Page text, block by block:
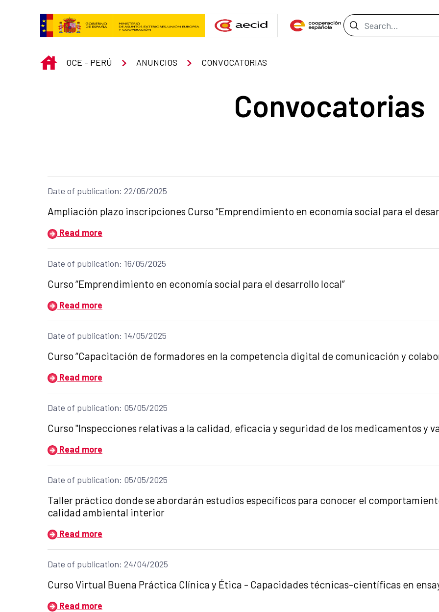
Search Bar
INICIO
OCE - PERÚ ANUNCIOS CONVOCATORIAS
Convocatorias
Date of publication: 22/05/2025
Title of the announcement:
Ampliación plazo inscripciones Curso “Emprendimiento en economía social para el
Read more
Date of publication: 16/05/2025
Title of the announcement:
Curso “Emprendimiento en economía social para el desarrollo local”
Read more
Date of publication: 14/05/2025
Title of the announcement:
Curso “Capacitación de formadores en la competencia digital de comunicación y
Read more
Date of publication: 05/05/2025
Title of the announcement:
Curso "Inspecciones relativas a la calidad, eficacia y seguridad de los medicamentos y
Read more
Date of publication: 05/05/2025
Title of the announcement:
Taller práctico donde se abordarán estudios específicos para conocer el
calidad ambiental interior
Read more
Date of publication: 24/04/2025
Title of the announcement:
Curso Virtual Buena Práctica Clínica y Ética - Capacidades técnicas-científicas en
Read more